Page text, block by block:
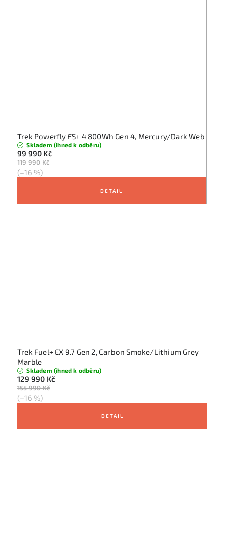
Trek Powerfly FS+ 4 800Wh Gen 4, Mercury/Dark Web
Skladem (ihned k odběru)
99 990 Kč
119 990 Kč
(–16 %)
Trek Fuel+ EX 9.7 Gen 2, Carbon Smoke/Lithium Grey
Marble
Skladem (ihned k odběru)
129 990 Kč
155 990 Kč
(–16 %)